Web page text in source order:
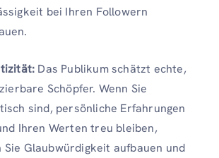
bei Ihren Followern
Das Publikum schätzt echte,
Schöpfer. Wenn Sie
sind, persönliche Erfahrungen
Ihren Werten treu bleiben,
Sie Glaubwürdigkeit aufbauen und